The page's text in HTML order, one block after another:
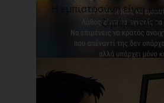
Η εμπιστοσύνη είναι
ζητάμε, όλοι